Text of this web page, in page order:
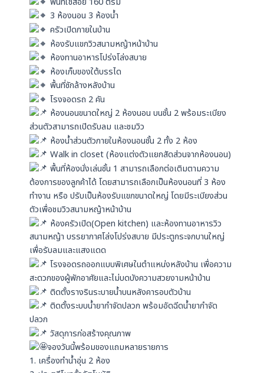
3 ห้องนอน 3 ห้องน้ำ
ครัวเปิดภายในบ้าน
ห้องรับแขกวิวสนามหญ้าหน้าบ้าน
ห้องทานอาหารโปร่งโล่งสบาย
ห้องเก็บของใต้บรรได
พื้นที่ซักล้างหลังบ้าน
โรงจอดรถ 2 คัน
ห้องนอนขนาดใหญ่ 2 ห้องนอน บนชั้น 2 พร้อมระเบียง
ส่วนตัวสามารถเปิดรับลม และชมวิว
ห้องน้ำส่วนตัวภายในห้องนอนชั้น 2 ทั้ง 2 ห้อง
Walk in closet (ห้องแต่งตัวแยกสัดส่วนจากห้องนอน)
พื้นที่ห้องนั่งเล่นชั้น 1 สามารถเลือกต่อเติมตามความ
ต้องการของลูกค้าได้ โดยสามารถเลือกเป็นห้องนอนที่ 3 ห้อง
ทำงาน หรือ ปรับเป็นห้องรับแขกขนาดใหญ่ โดยมีระเบียงส่วน
ตัวเพื่อชมวิวสนามหญ้าหน้าบ้าน
ห้องครัวเปิด(Open kitchen) และห้องทานอาหารวิว
สนามหญ้า บรรยากาศโล่งโปร่งสบาย มีประตูกระจกบานใหญ่
เพื่อรับลมและแสงแดด
โรงจอดรถออกแบบพิเศษในตำแหน่งหลังบ้าน เพื่อความ
สะดวกของผู้พักอาศัยและไม่บดบังความสวยงามหน้าบ้าน
ติดตั้งรางรินระบายน้ำบนหลังคารอบตัวบ้าน
ติดตั้งระบบน้ำยากำจัดปลวก พร้อมอัดฉีดน้ำยากำจัด
ปลวก
วัสดุการก่อสร้างคุณภาพ
จองวันนี้พร้อมของแถมหลายรายการ
1. เครื่องทำน้ำอุ่น 2 ห้อง